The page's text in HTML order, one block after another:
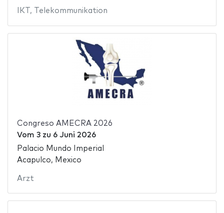
IKT , Telekommunikation
Congreso AMECRA 2026
Vom 3zu 6 Juni 2026
Palacio Mundo Imperial
Acapulco, Mexico
Arzt